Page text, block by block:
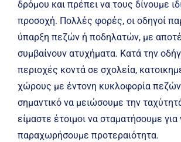
δρόμου και πρέπει να τους δίνουμε
προσοχή. Πολλές φορές, οι οδηγοί
ύπαρξη πεζών ή ποδηλατών, με
συμβαίνουν ατυχήματα. Κατά την
περιοχές κοντά σε σχολεία,
χώρους με έντονη κυκλοφορία πεζών,
σημαντικό να μειώσουμε την
είμαστε έτοιμοι να σταματήσουμε για
παραχωρήσουμε προτεραιότητα.